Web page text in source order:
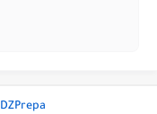
DZPrepa